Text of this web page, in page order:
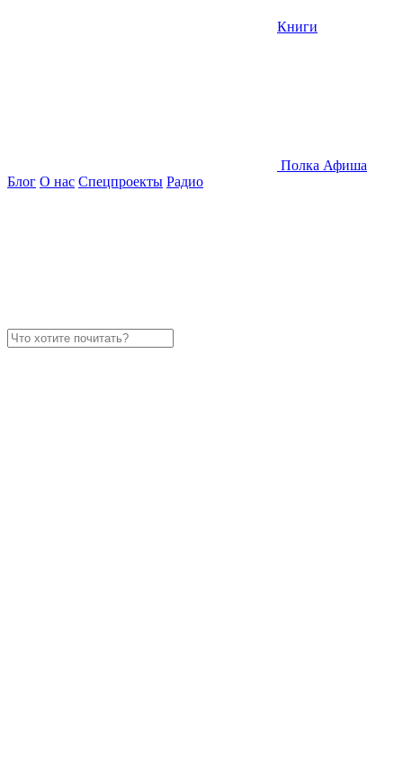
Книги
Полка Афиша
Блог О нас Спецпроекты Радио